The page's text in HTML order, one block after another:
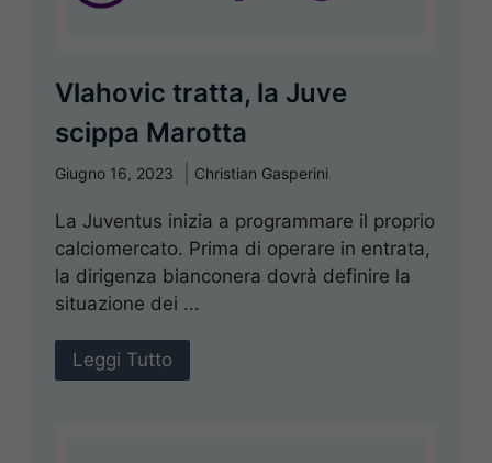
Vlahovic tratta, la Juve
scippa Marotta
Giugno 16, 2023 Christian Gasperini
La Juventus inizia a programmare il proprio
calciomercato. Prima di operare in entrata,
la dirigenza bianconera dovrà definire la
situazione dei ...
Leggi Tutto